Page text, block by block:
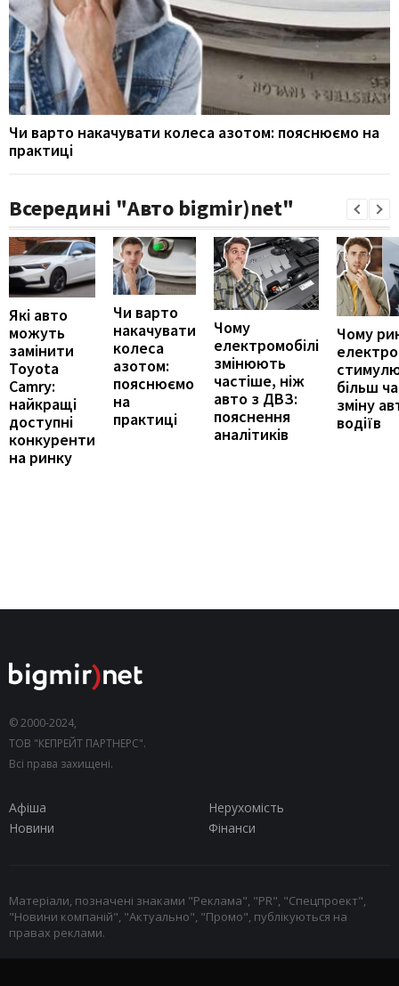
Чи варто накачувати колеса азотом: пояснюємо на
практиці
Всередині "Авто bigmir)net"
Які авто
можуть
замінити
Toyota
Camry:
найкращі
доступні
конкуренти
на ринку
Чи варто
накачувати
колеса
азотом:
пояснюємо
на
практиці
Чому
електромобілі
змінюють
частіше, ніж
авто з ДВЗ:
пояснення
аналітиків
Чому
більш
зміну
водіїв
© 2000-2024,
ТОВ "КЕПРЕЙТ ПАРТНЕРС".
Всі права захищені.
Афіша
Нерухомість
Новини
Фінанси
Матеріали, позначені знаками "Реклама", "PR", "Спецпроект",
"Новини компаній", "Актуально", "Промо", публікуються на
правах реклами.